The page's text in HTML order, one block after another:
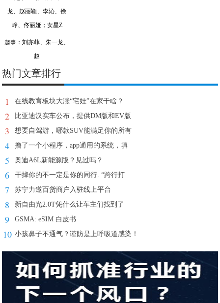
趣事：刘亦菲、朱一龙、
赵
热门文章排行
1 在线教育板块大涨“宅娃”在家干啥？
2 比亚迪汉实车公布，提供DM版和EV版
3 想要自驾游，哪款SUV能满足你的所有
4 撸了一个小程序，app通用的系统，填
5 奥迪A6L新能源版？见过吗？
6 干掉你的不一定是你的同行. “跨行打
7 苏宁力邀百货商户入驻线上平台
8 新自由光2.0T凭什么让车主们找到了
9 GSMA: eSIM 白皮书
10 小孩鼻子不通气？谨防是上呼吸道感染！